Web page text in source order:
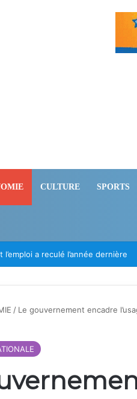
CULTURE SPORTS
Mali
/ Le gouvernement encadre